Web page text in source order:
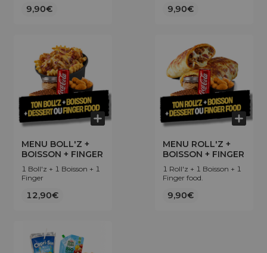
9,90€ 9,90€
MENU BOLL'Z +
BOISSON + FINGER
1 Boll'z + 1 Boisson + 1
Finger
12,90€
MENU ROLL'Z +
BOISSON + FINGER
1 Roll'z + 1 Boisson + 1
Finger food.
9,90€